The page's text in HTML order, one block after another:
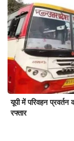
यूपी में परिवहन प्रवर्तन
रफ्तार